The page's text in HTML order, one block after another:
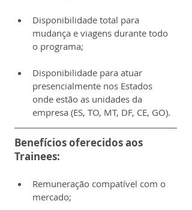
Disponibilidade total para
mudança e viagens durante todo
o programa;
Disponibilidade para atuar
presencialmente nos Estados
onde estão as unidades da
empresa (ES, TO, MT, DF, CE, GO).
Benefícios oferecidos aos
Trainees:
Remuneração compatível com o
mercado;